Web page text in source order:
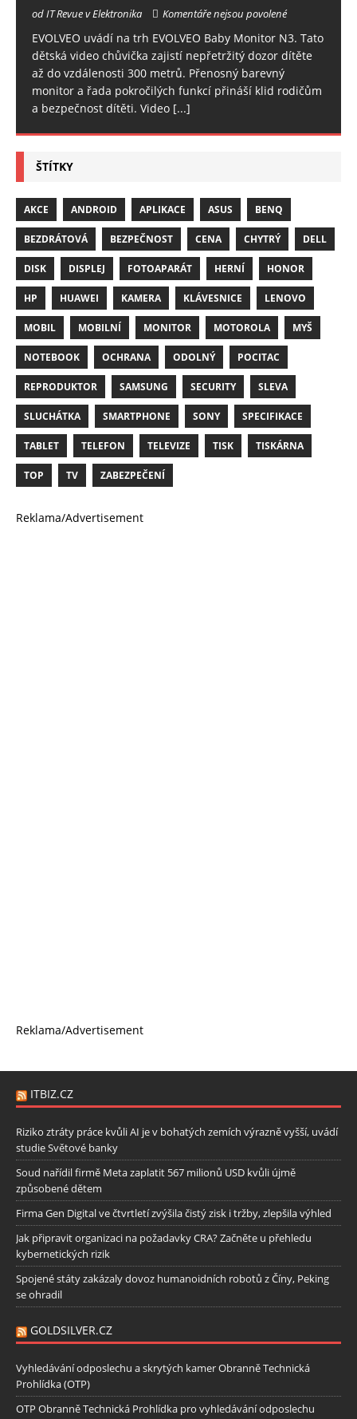
od IT Revue v Elektronika Komentáře nejsou povolené
EVOLVEO uvádí na trh EVOLVEO Baby Monitor N3. Tato
dětská video chůvička zajistí nepřetržitý dozor dítěte
až do vzdálenosti 300 metrů. Přenosný barevný
monitor a řada pokročilých funkcí přináší klid rodičům
a bezpečnost dítěti. Video [...]
ŠTÍTKY
AKCE ANDROID APLIKACE ASUS BENQ
BEZDRÁTOVÁ BEZPEČNOST CENA CHYTRÝ DELL
DISK DISPLEJ FOTOAPARÁT HERNÍ HONOR
HP HUAWEI KAMERA KLÁVESNICE LENOVO
MOBIL MOBILNÍ MONITOR MOTOROLA MYŠ
NOTEBOOK OCHRANA ODOLNÝ POCITAC
REPRODUKTOR SAMSUNG SECURITY SLEVA
SLUCHÁTKA SMARTPHONE SONY SPECIFIKACE
TABLET TELEFON TELEVIZE TISK TISKÁRNA
TOP TV ZABEZPEČENÍ
Reklama/Advertisement
Reklama/Advertisement
ITBIZ.CZ
Riziko ztráty práce kvůli AI je v bohatých zemích výrazně vyšší, uvádí
studie Světové banky
Soud nařídil firmě Meta zaplatit 567 milionů USD kvůli újmě
způsobené dětem
Firma Gen Digital ve čtvrtletí zvýšila čistý zisk i tržby, zlepšila výhled
Jak připravit organizaci na požadavky CRA? Začněte u přehledu
kybernetických rizik
Spojené státy zakázaly dovoz humanoidních robotů z Číny, Peking
se ohradil
GOLDSILVER.CZ
Vyhledávání odposlechu a skrytých kamer Obranně Technická
Prohlídka (OTP)
OTP Obranně Technická Prohlídka pro vyhledávání odposlechu